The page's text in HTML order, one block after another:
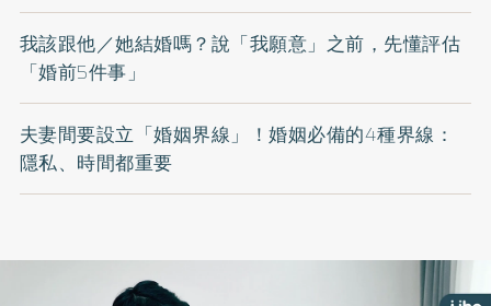
我該跟他／她結婚嗎？說「我願意」之前，先懂評估
「婚前5件事」
夫妻間要設立「婚姻界線」！婚姻必備的4種界線：
隱私、時間都重要